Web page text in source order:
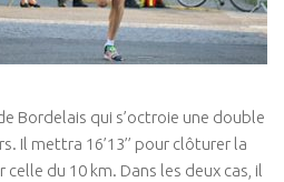
Bordelais qui s’octroie une double
Il mettra 16’13’’ pour clôturer la
celle du 10 km. Dans les deux cas, il